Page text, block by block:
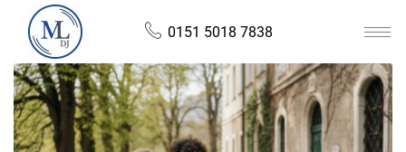
0151 5018 7838